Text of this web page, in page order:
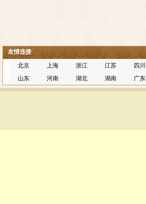
友情连接
北京
上海 浙江 江苏 四川
山东
河南 湖北 湖南 广东